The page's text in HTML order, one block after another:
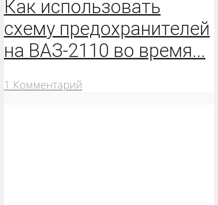
Как использовать
схему предохранителей
на ВАЗ-2110 во время...
1 Комментарий